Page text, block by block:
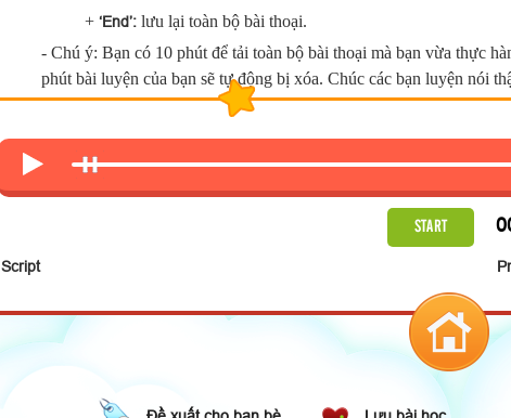
+ ‘End’: lưu lại toàn bộ bài thoại.
- Chú ý: Bạn có 10 phút để tải toàn bộ bài thoại mà bạn vừa thực
phút bài luyện của bạn sẽ tự động bị xóa. Chúc các bạn luyện nói
START
Script
:
Good morning.
You:
Nice to meet you, Alice.